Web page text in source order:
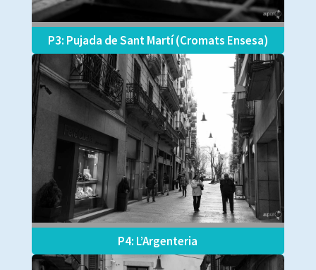
P3: Pujada de Sant Martí (Cromats Ensesa)
P4: L’Argenteria